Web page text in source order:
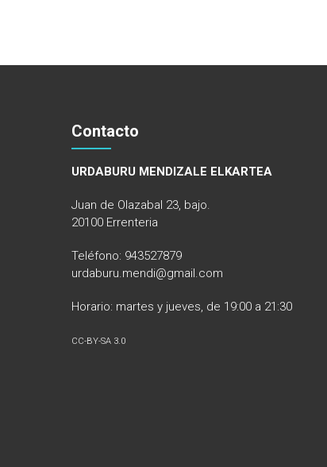
Contacto
URDABURU MENDIZALE ELKARTEA
Juan de Olazabal 23, bajo.
20100 Errenteria
Teléfono: 943527879
urdaburu.mendi@gmail.com
Horario: martes y jueves, de 19:00 a 21:30
CC-BY-SA 3.0